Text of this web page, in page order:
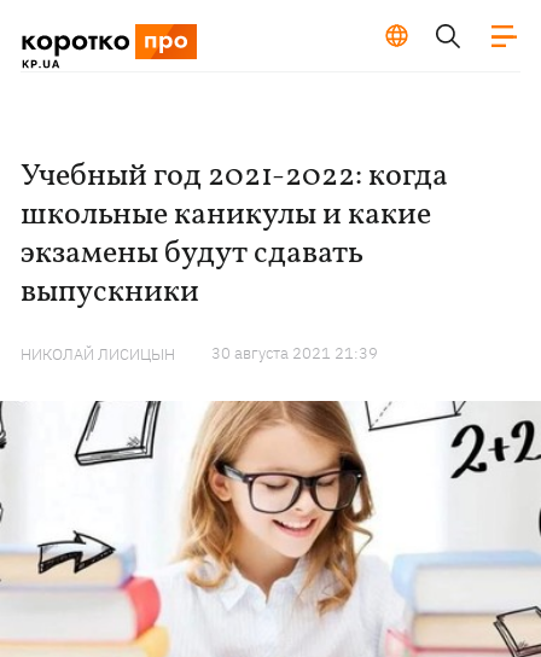
Учебный год 2021-2022: когда
школьные каникулы и какие
экзамены будут сдавать
выпускники
НИКОЛАЙ ЛИСИЦЫН 30 августа 2021 21:39